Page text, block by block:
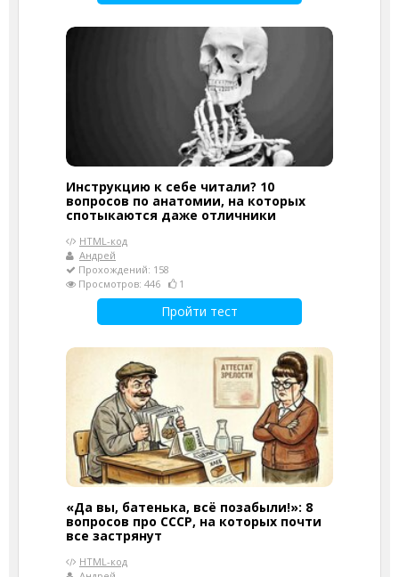
Инструкцию к себе читали? 10
вопросов по анатомии, на которых
спотыкаются даже отличники
HTML-код
Андрей
Прохождений: 158
Просмотров: 446
1
Пройти тест
«Да вы, батенька, всё позабыли!»: 8
вопросов про СССР, на которых почти
все застрянут
HTML-код